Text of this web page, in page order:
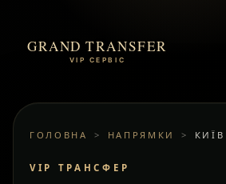
GRAND TRANSFER
VIP СЕРВІС
ГОЛОВНА > НАПРЯМКИ >
VIP ТРАНСФЕР